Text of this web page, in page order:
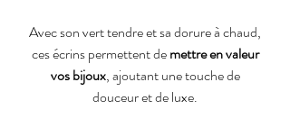
Avec son vert tendre et sa dorure à chaud,
ces écrins permettent demettre en valeur
vos bijoux, ajoutant une touche de
douceur et de luxe.